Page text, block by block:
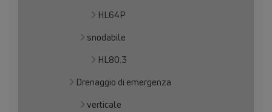
HL64P
snodabile
HL80.3
Drenaggio di emergenza
verticale